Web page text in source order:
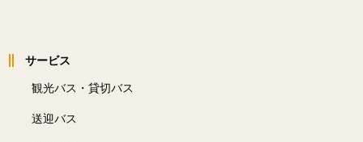
サービス
観光バス・貸切バス
送迎バス